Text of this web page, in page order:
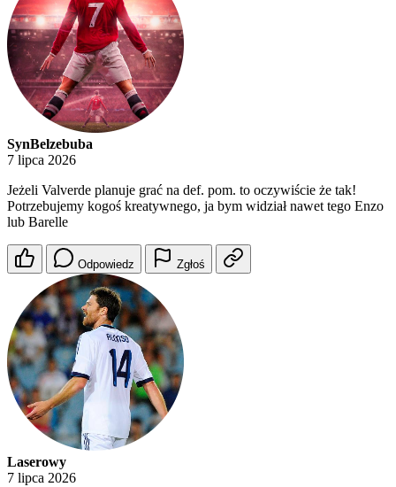
SynBelzebuba
7 lipca 2026
Jeżeli Valverde planuje grać na def. pom. to oczywiście że tak!
Potrzebujemy kogoś kreatywnego, ja bym widział nawet tego Enzo
lub Barelle
Odpowiedz Zgłoś
Laserowy
7 lipca 2026